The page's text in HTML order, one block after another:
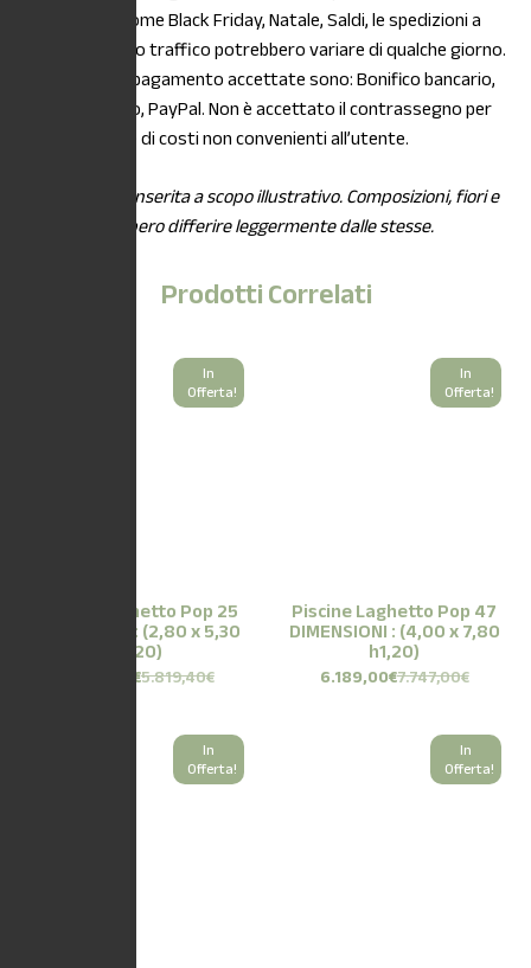
stagionalità, come Black Friday, Natale, Saldi, le spedizioni a
causa di intenso traffico potrebbero variare di qualche giorno.
Le modalità di pagamento accettate sono: Bonifico bancario,
Carta di credito, PayPal. Non è accettato il contrassegno per
maggiorazione di costi non convenienti all’utente.
*L’immagine è inserita a scopo illustrativo. Composizioni, fiori e
piante potrebbero differire leggermente dalle stesse.
Prodotti Correlati
In
Offerta!
Piscine Laghetto Pop 25
DIMENSIONI : (2,80 x 5,30
h1,20)
5.819,40€
€
In
Offerta!
Piscine Laghetto Pop 47
DIMENSIONI : (4,00 x 7,80
h1,20)
7.747,00€
6.189,00€
In
Offerta!
In
Offerta!